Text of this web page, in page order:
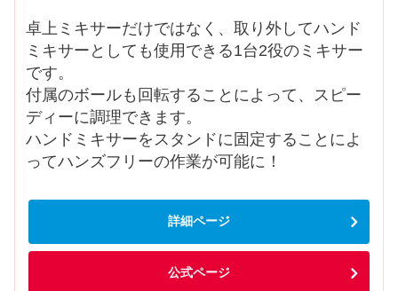
卓上ミキサーだけではなく、取り外してハンド
ミキサーとしても使用できる1台2役のミキサー
です。
付属のボールも回転することによって、スピー
ディーに調理できます。
ハンドミキサーをスタンドに固定することによ
ってハンズフリーの作業が可能に！
詳細ページ
公式ページ